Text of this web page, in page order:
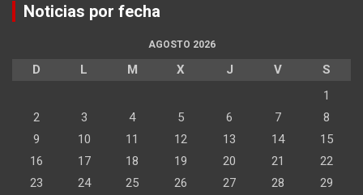
Noticias por fecha
AGOSTO 2026
D L M X J V S
1
2
3 4 5 6 7
8
9
10 11 12 13 14
15
16
17 18 19 20 21
22
23
24 25 26 27 28
29